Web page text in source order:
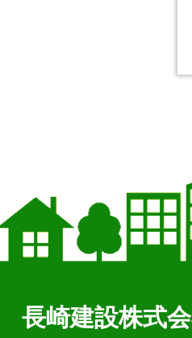
長崎建設株式